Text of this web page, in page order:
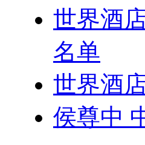
世界酒
名单
世界酒
侯尊中